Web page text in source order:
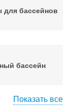
для бассейнов
бассейн
Показать все